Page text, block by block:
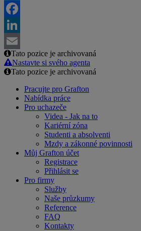
Twitter
Facebook
LinkedIn
Email
Tato pozice je archivovaná
Nastavte si svého agenta
Tato pozice je archivovaná
Pracujte pro Grafton
Nabídka práce
Pro uchazeče
Videa - Jak na to
Kariérní zóna
Studenti a absolventi
Mzdy a zákonné povinnosti
Můj Grafton účet
Registrace
Přihlásit se
Pro firmy
Služby
Naše průzkumy
Reference
FAQ
Kontakty